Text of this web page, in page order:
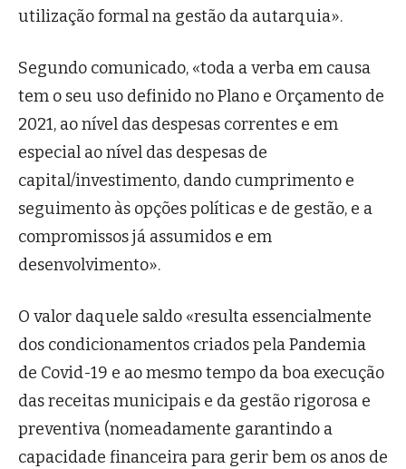
utilização formal na gestão da autarquia».
Segundo comunicado, «toda a verba em causa
tem o seu uso definido no Plano e Orçamento de
2021, ao nível das despesas correntes e em
especial ao nível das despesas de
capital/investimento, dando cumprimento e
seguimento às opções políticas e de gestão, e a
compromissos já assumidos e em
desenvolvimento».
O valor daquele saldo «resulta essencialmente
dos condicionamentos criados pela Pandemia
de Covid-19 e ao mesmo tempo da boa execução
das receitas municipais e da gestão rigorosa e
preventiva (nomeadamente garantindo a
capacidade financeira para gerir bem os anos de